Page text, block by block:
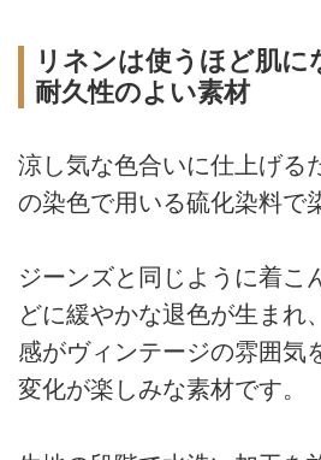
リネンは使うほど肌に
耐久性のよい素材
涼し気な色合いに仕上げる
の染色で用いる硫化染料で
ジーンズと同じように着こ
どに緩やかな退色が生まれ
感がヴィンテージの雰囲気
変化が楽しみな素材です。